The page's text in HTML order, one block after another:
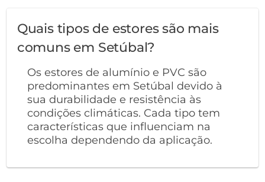
Quais tipos de estores são mais
comuns em Setúbal?
Os estores de alumínio e PVC são
predominantes em Setúbal devido à
sua durabilidade e resistência às
condições climáticas. Cada tipo tem
características que influenciam na
escolha dependendo da aplicação.